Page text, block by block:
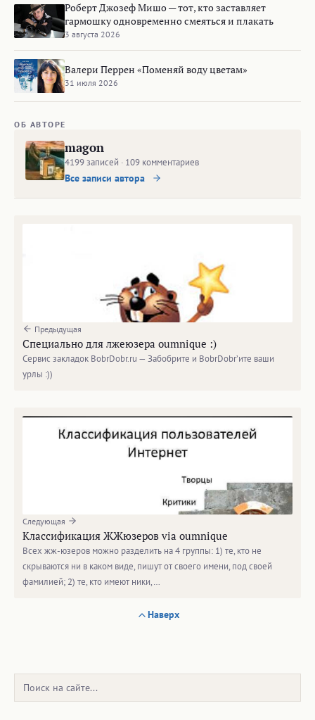
Роберт Джозеф Мишо — тот, кто заставляет
гармошку одновременно смеяться и плакать
3 августа 2026
Валери Перрен «Поменяй воду цветам»
31 июля 2026
ОБ АВТОРЕ
magon
4199 записей · 109 комментариев
Все записи автора
Предыдущая
Специально для лжеюзера oumnique :)
Сервис закладок BobrDobr.ru — Забобрите и BobrDobr’ите ваши
урлы :))
Следующая
Классификация ЖЖюзеров via oumnique
Всех жж-юзеров можно разделить на 4 группы: 1) те, кто не
скрываются ни в каком виде, пишут от своего имени, под своей
фамилией; 2) те, кто имеют ники,…
Наверх
Поиск: